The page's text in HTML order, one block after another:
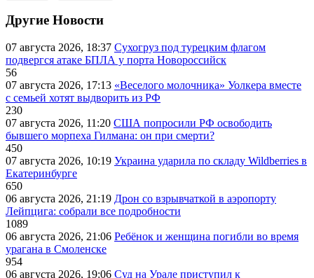
Другие Новости
07 августа 2026, 18:37 Сухогруз под турецким флагом
подвергся атаке БПЛА у порта Новороссийск
56
07 августа 2026, 17:13 «Веселого молочника» Уолкера вместе
с семьей хотят выдворить из РФ
230
07 августа 2026, 11:20 США попросили РФ освободить
бывшего морпеха Гилмана: он при смерти?
450
07 августа 2026, 10:19 Украина ударила по складу Wildberries в
Екатеринбурге
650
06 августа 2026, 21:19 Дрон со взрывчаткой в аэропорту
Лейпцига: собрали все подробности
1089
06 августа 2026, 21:06 Ребёнок и женщина погибли во время
урагана в Смоленске
954
06 августа 2026, 19:06 Суд на Урале приступил к